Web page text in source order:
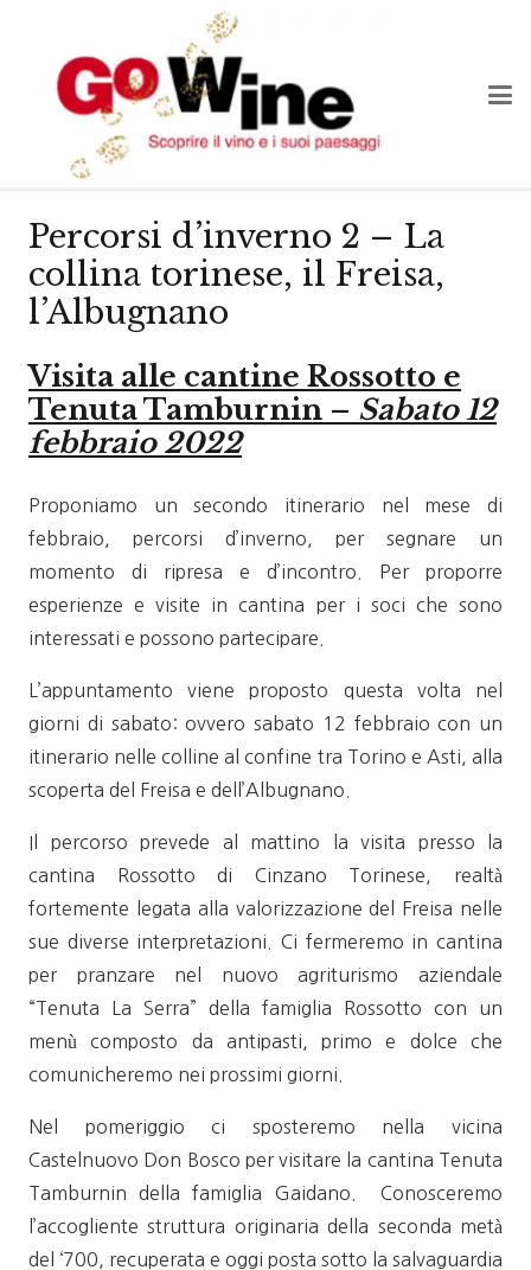
Percorsi d’inverno 2 – La
collina torinese, il Freisa,
l’Albugnano
Visita alle cantine Rossotto e
Tenuta Tamburnin – Sabato 12
febbraio 2022
Proponiamo un secondo itinerario nel mese di
febbraio, percorsi d’inverno, per segnare un
momento di ripresa e d’incontro. Per proporre
esperienze e visite in cantina per i soci che sono
interessati e possono partecipare.
L’appuntamento viene proposto questa volta nel
giorni di sabato: ovvero sabato 12 febbraio con un
itinerario nelle colline al confine tra Torino e Asti, alla
scoperta del Freisa e dell’Albugnano.
Il percorso prevede al mattino la visita presso la
cantina Rossotto di Cinzano Torinese, realtà
fortemente legata alla valorizzazione del Freisa nelle
sue diverse interpretazioni. Ci fermeremo in cantina
per pranzare nel nuovo agriturismo aziendale
“Tenuta La Serra” della famiglia Rossotto con un
menù composto da antipasti, primo e dolce che
comunicheremo nei prossimi giorni.
Nel pomeriggio ci sposteremo nella vicina
Castelnuovo Don Bosco per visitare la cantina Tenuta
Tamburnin della famiglia Gaidano. Conosceremo
l’accogliente struttura originaria della seconda metà
del ‘700, recuperata e oggi posta sotto la salvaguardia